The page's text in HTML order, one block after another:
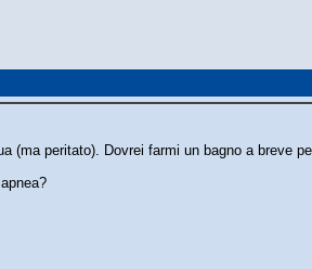
(ma peritato). Dovrei farmi un bagno a breve